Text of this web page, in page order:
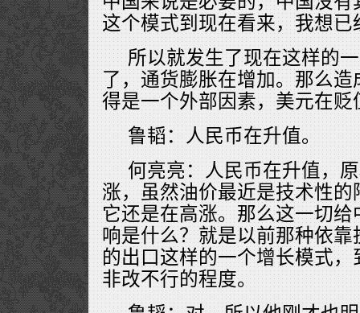
这个模式到现在看来，我想
所以就发生了现在这样的
了，通货膨胀在增加。那么
得是一个外部因素，美元在贬
鲁韬：人民币在升值。
何亮亮：人民币在升值，
涨，虽然油价最近是技术性
它还是在高涨。那么这一切
响是什么？就是以前那种依
的出口这样的一个增长模式
非改不行的程度。